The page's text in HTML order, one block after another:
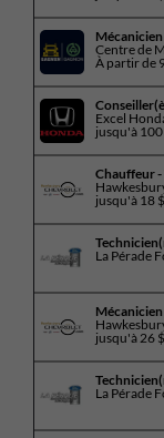
Centre de
À partir de
Excel
jusqu'à
Chauffeur
jusqu'à 18 $
La Pérade
jusqu'à 26
La Pérade